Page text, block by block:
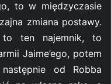
to w międzyczasie
zmiana postawy.
ten najemnik, to
Jaime’ego, potem
od Robba